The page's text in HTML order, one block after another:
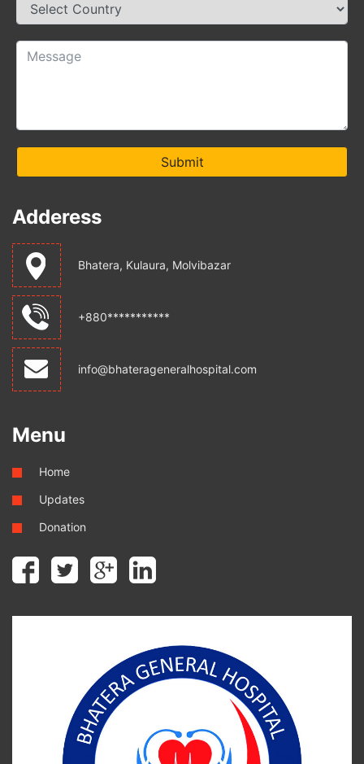
Submit
Adderess
Bhatera, Kulaura, Molvibazar
+880***********
info@bhaterageneralhospital.com
Menu
Home
Updates
Donation